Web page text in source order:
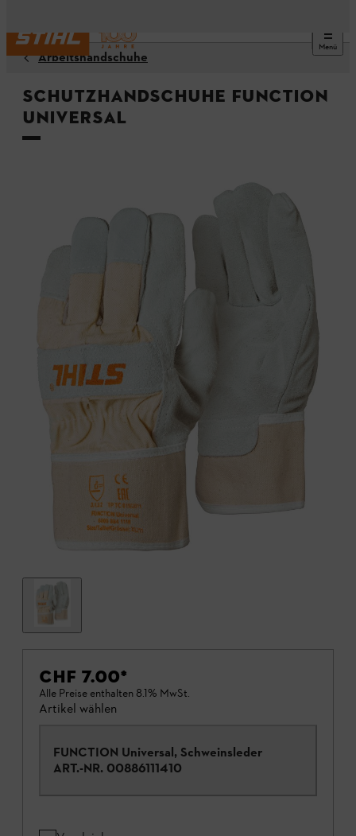
Menü
Arbeitshandschuhe
Schutzhandschuhe FUNCTION
Universal
CHF 7.00*
Alle Preise enthalten 8.1% MwSt.
Artikel wählen
FUNCTION Universal, Schweinsleder
ART.-NR. 00886111410